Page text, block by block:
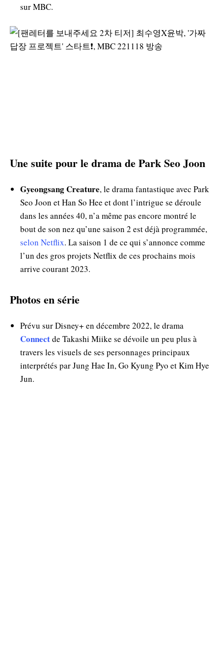
sur MBC.
Une suite pour le drama de Park Seo Joon
Gyeongsang Creature, le drama fantastique avec Park
Seo Joon et Han So Hee et dont l’intrigue se déroule
dans les années 40, n’a même pas encore montré le
bout de son nez qu’une saison 2 est déjà programmée,
selon Netflix. La saison 1 de ce qui s’annonce comme
l’un des gros projets Netflix de ces prochains mois
arrive courant 2023.
Photos en série
Prévu sur Disney+ en décembre 2022, le drama
Connectde Takashi Miike se dévoile un peu plus à
travers les visuels de ses personnages principaux
interprétés par Jung Hae In, Go Kyung Pyo et Kim Hye
Jun.